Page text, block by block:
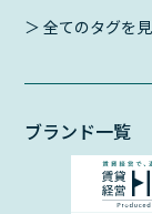
＞ 全てのタグを
ブランド一覧